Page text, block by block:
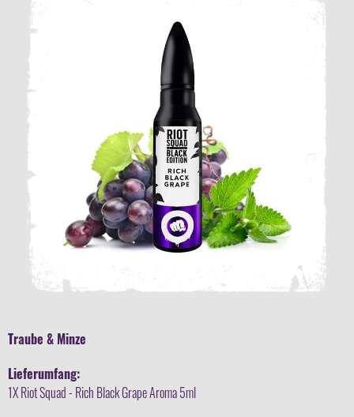
Traube & Minze
Lieferumfang:
1X Riot Squad - Rich Black Grape Aroma 5ml